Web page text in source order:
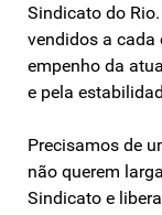
Sindicato do
vendidos a
empenho da
e pela
Precisamos de
não querem
Sindicato e